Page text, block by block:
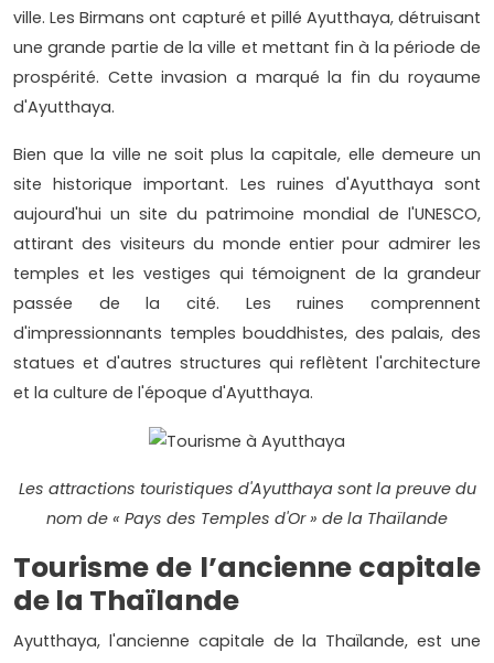
ville. Les Birmans ont capturé et pillé Ayutthaya, détruisant
une grande partie de la ville et mettant fin à la période de
prospérité. Cette invasion a marqué la fin du royaume
d'Ayutthaya.
Bien que la ville ne soit plus la capitale, elle demeure un
site historique important. Les ruines d'Ayutthaya sont
aujourd'hui un site du patrimoine mondial de l'UNESCO,
attirant des visiteurs du monde entier pour admirer les
temples et les vestiges qui témoignent de la grandeur
passée de la cité. Les ruines comprennent
d'impressionnants temples bouddhistes, des palais, des
statues et d'autres structures qui reflètent l'architecture
et la culture de l'époque d'Ayutthaya.
Les attractions touristiques d'Ayutthaya sont la preuve du
nom de « Pays des Temples d'Or » de la Thaïlande
Tourisme de l’ancienne capitale
de la Thaïlande
Ayutthaya, l'ancienne capitale de la Thaïlande, est une